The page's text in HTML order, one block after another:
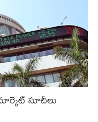
సూచీలు